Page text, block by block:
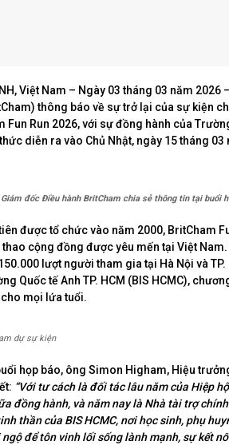
Việt Nam – Ngày 03 tháng 03 năm
thông báo về sự trở lại của sự kiện
Fun Run 2026, với sự đồng hành của
diễn ra vào Chủ Nhật, ngày 15 tháng 03
đốc Điều hành BritCham chia sẻ thông tin tại buổi
được tổ chức vào năm 2000, BritCham
cộng đồng được yêu mến tại Việt
lượt người tham gia tại Hà Nội và
Quốc tế Anh TP. HCM (BIS HCMC),
mọi lứa tuổi.
dự sự kiện
họp báo, ông Simon Higham, Hiệu
“Với tư cách là đối tác lâu năm của Hiệp
đồng hành, và năm nay là Nhà tài trợ
thần của BIS HCMC, nơi học sinh, phụ
để tôn vinh lối sống lành mạnh, sự kết